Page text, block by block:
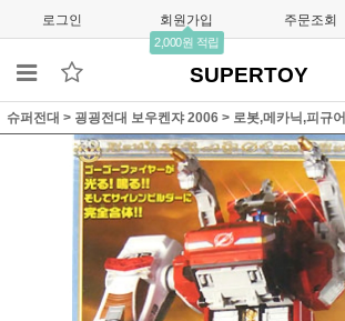
로그인 회원가입
2,000원 적립
주문조회
SUPERTOY
슈퍼전대 > 굉굉전대 보우켄쟈 2006 > 로봇,메카닉,피규어